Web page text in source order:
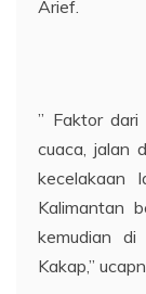
Arief.
” Faktor
cuaca, jalan
kecelakaan
Kalimantan
kemudian di
Kakap,”